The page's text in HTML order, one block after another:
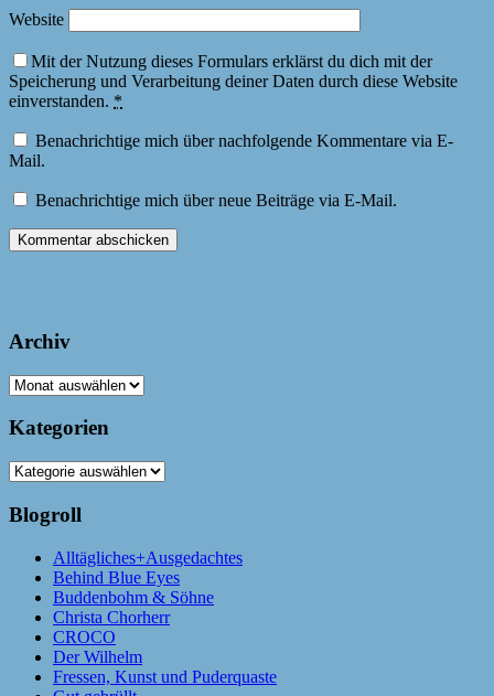
Website
Mit der Nutzung dieses Formulars erklärst du dich mit der
Speicherung und Verarbeitung deiner Daten durch diese Website
einverstanden. *
Benachrichtige mich über nachfolgende Kommentare via E-
Mail.
Benachrichtige mich über neue Beiträge via E-Mail.
Archiv
Archiv
Kategorien
Kategorien
Blogroll
Alltägliches+Ausgedachtes
Behind Blue Eyes
Buddenbohm & Söhne
Christa Chorherr
CROCO
Der Wilhelm
Fressen, Kunst und Puderquaste